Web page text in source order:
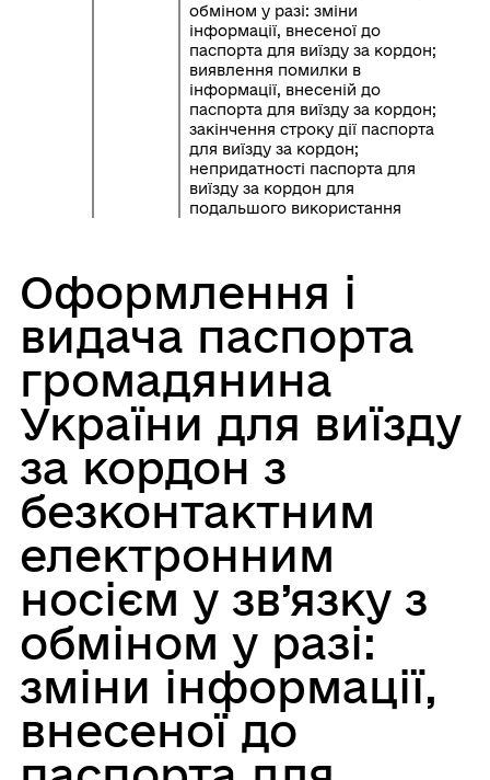
обміном у разі: зміни
інформації, внесеної до
паспорта для виїзду за кордон;
виявлення помилки в
інформації, внесеній до
паспорта для виїзду за кордон;
закінчення строку дії паспорта
для виїзду за кордон;
непридатності паспорта для
виїзду за кордон для
подальшого використання
Оформлення і
видача паспорта
громадянина
України для виїзду
за кордон з
безконтактним
електронним
носієм у зв’язку з
обміном у разі:
зміни інформації,
внесеної до